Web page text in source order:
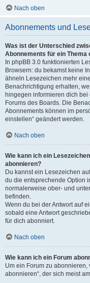
Nach oben
Abonnements und
Was ist der Unterschied
Abonnements für ein Thema
In phpBB 3.0 funktionierten
Browsern: du bekamst keine
ähneln Lesezeichen mehr
Benachrichtigung erhalten,
hingegen informieren dich
Forums des Boards. Die
Abonnements können im
einstellen“ geändert werden.
Nach oben
Wie kann ich ein
abonnieren?
Du kannst ein Lesezeichen
du die entsprechende Option
normalerweise ober- und
befinden.
Wenn du bei der Antwort auf
sobald eine Antwort
für dich abonniert.
Nach oben
Wie kann ich ein Forum
Um ein Forum zu abonnieren,
abonnieren“, der sich meist